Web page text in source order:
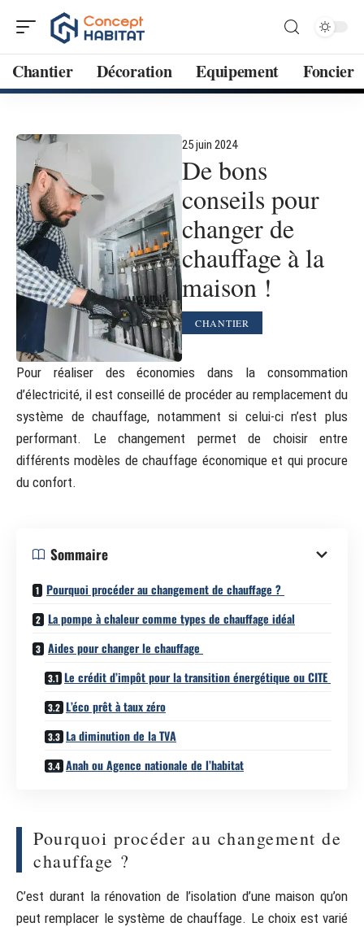
Chantier Décoration Equipement Foncier
25 juin 2024
De bons
conseils pour
changer de
chauffage à la
maison !
CHANTIER
Pour réaliser des économies dans la consommation
d’électricité, il est conseillé de procéder au remplacement du
système de chauffage, notamment si celui-ci n’est plus
performant. Le changement permet de choisir entre
différents modèles de chauffage économique et qui procure
du confort.
Sommaire
Pourquoi procéder au changement de chauffage ?
La pompe à chaleur comme types de chauffage idéal
Aides pour changer le chauffage
Le crédit d’impôt pour la transition énergétique ou CITE
L’éco prêt à taux zéro
La diminution de la TVA
Anah ou Agence nationale de l’habitat
Pourquoi procéder au changement de
chauffage ?
C’est durant la rénovation de l’isolation d’une maison qu’on
peut remplacer le système de chauffage. Le choix est varié